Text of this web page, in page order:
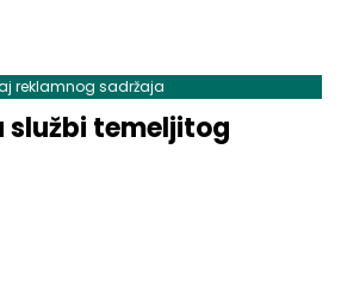
reklamnog sadržaja
službi temeljitog